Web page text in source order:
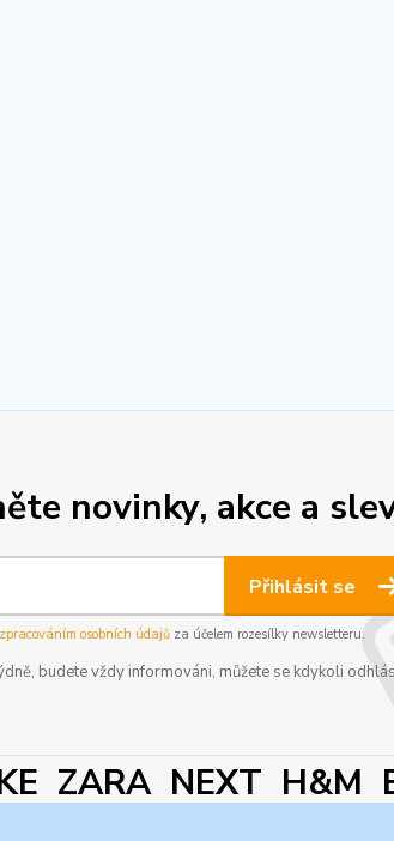
novinky, akce a
Přihlásit se
zpracováním osobních údajůza účelem rozesílky newsletteru.
budete vždy informováni, můžete se kdykoli
ZARA NEXT H&M